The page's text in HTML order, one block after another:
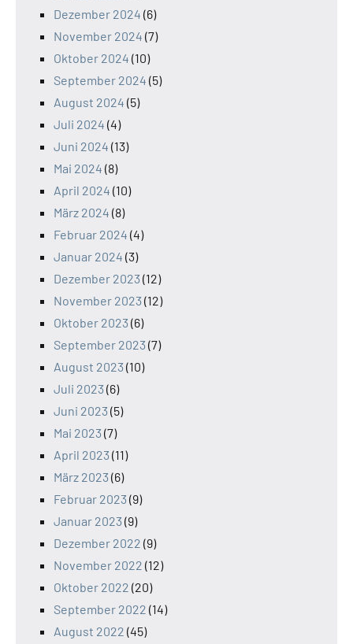
Dezember 2024 (6)
November 2024 (7)
Oktober 2024 (10)
September 2024 (5)
August 2024 (5)
Juli 2024 (4)
Juni 2024 (13)
Mai 2024 (8)
April 2024 (10)
März 2024 (8)
Februar 2024 (4)
Januar 2024 (3)
Dezember 2023(12)
November 2023(12)
Oktober 2023(6)
September 2023(7)
August 2023(10)
Juli 2023(6)
Juni 2023(5)
Mai 2023(7)
April 2023(11)
März 2023(6)
Februar 2023(9)
Januar 2023(9)
Dezember 2022 (9)
November 2022 (12)
Oktober 2022 (20)
September 2022 (14)
August 2022 (45)